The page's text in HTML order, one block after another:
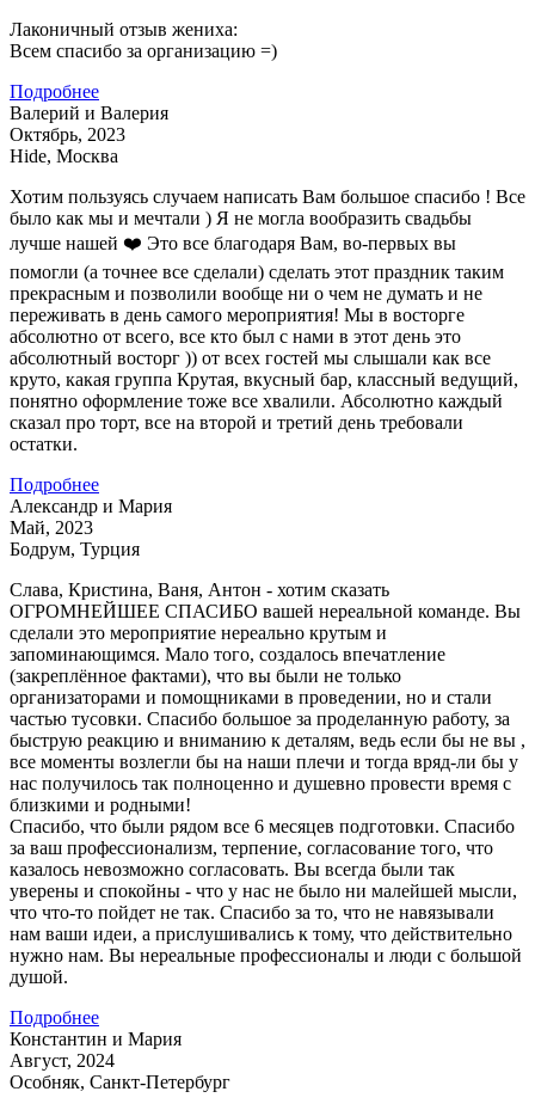
Лаконичный отзыв жениха:
Всем спасибо за организацию =)
Подробнее
Валерий и Валерия
Октябрь, 2023
Hide, Москва
Хотим пользуясь случаем написать Вам большое спасибо ! Все
было как мы и мечтали ) Я не могла вообразить свадьбы
лучше нашей ❤️ Это все благодаря Вам, во-первых вы
помогли (а точнее все сделали) сделать этот праздник таким
прекрасным и позволили вообще ни о чем не думать и не
переживать в день самого мероприятия! Мы в восторге
абсолютно от всего, все кто был с нами в этот день это
абсолютный восторг )) от всех гостей мы слышали как все
круто, какая группа Крутая, вкусный бар, классный ведущий,
понятно оформление тоже все хвалили. Абсолютно каждый
сказал про торт, все на второй и третий день требовали
остатки.
Подробнее
Александр и Мария
Май, 2023
Бодрум, Турция
Слава, Кристина, Ваня, Антон - хотим сказать
ОГРОМНЕЙШЕЕ СПАСИБО вашей нереальной команде. Вы
сделали это мероприятие нереально крутым и
запоминающимся. Мало того, создалось впечатление
(закреплённое фактами), что вы были не только
организаторами и помощниками в проведении, но и стали
частью тусовки. Спасибо большое за проделанную работу, за
быструю реакцию и вниманию к деталям, ведь если бы не вы ,
все моменты возлегли бы на наши плечи и тогда вряд-ли бы у
нас получилось так полноценно и душевно провести время с
близкими и родными!
Спасибо, что были рядом все 6 месяцев подготовки. Спасибо
за ваш профессионализм, терпение, согласование того, что
казалось невозможно согласовать. Вы всегда были так
уверены и спокойны - что у нас не было ни малейшей мысли,
что что-то пойдет не так. Спасибо за то, что не навязывали
нам ваши идеи, а прислушивались к тому, что действительно
нужно нам. Вы нереальные профессионалы и люди с большой
душой.
Подробнее
Константин и Мария
Август, 2024
Особняк, Санкт-Петербург